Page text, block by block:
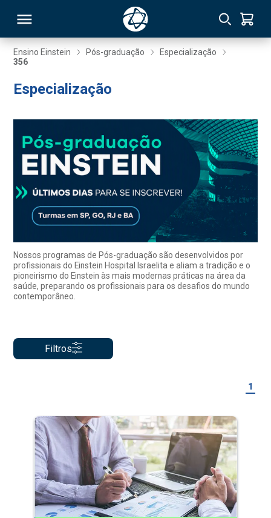
Ensino Einstein Pós-graduação
Especialização
356
Especialização
Nossos programas de Pós-graduação são desenvolvidos por
profissionais do Einstein Hospital Israelita e aliam a tradição e o
pioneirismo do Einstein às mais modernas práticas na área da
saúde, preparando os profissionais para os desafios do mundo
contemporâneo.
Filtros
1